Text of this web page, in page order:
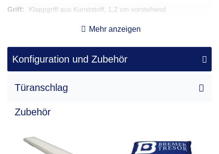
Klappgriff aus Kunststoff, 1,2 cm vorstehend
18 x 31 x 24
4,00 l
8 x 17
Mehr anzeigen
Konfiguration und Zubehör
Türanschlag
Zubehör